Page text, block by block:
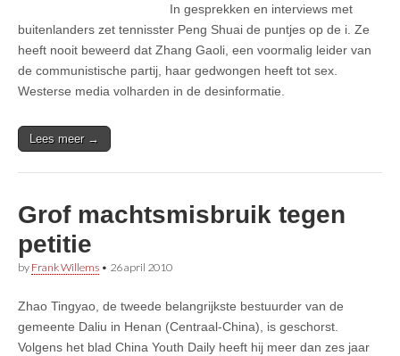
In gesprekken en interviews met
buitenlanders zet tennisster Peng Shuai de puntjes op de i. Ze
heeft nooit beweerd dat Zhang Gaoli, een voormalig leider van
de communistische partij, haar gedwongen heeft tot sex.
Westerse media volharden in de desinformatie.
Lees meer →
Grof machtsmisbruik tegen
petitie
by Frank Willems • 26 april 2010
Zhao Tingyao, de tweede belangrijkste bestuurder van de
gemeente Daliu in Henan (Centraal-China), is geschorst.
Volgens het blad China Youth Daily heeft hij meer dan zes jaar